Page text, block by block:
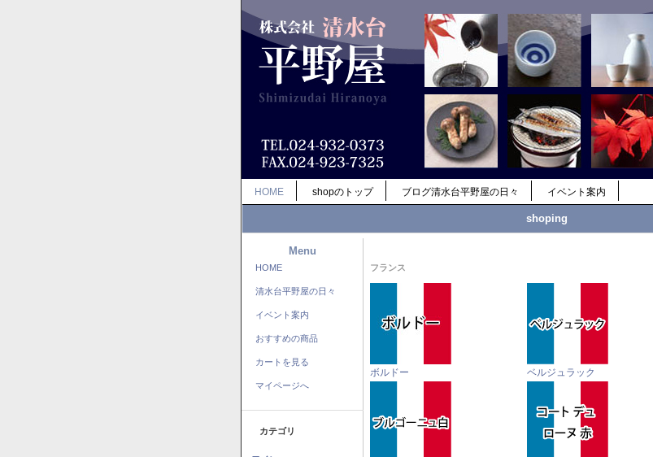
HOME shopのトップ ブログ清水台平野屋の日々 イベント案内
shoping
Menu
HOME
清水台平野屋の日々
イベント案内
おすすめの商品
カートを見る
マイページへ
カテゴリ
フランス
ボルドー ベルジュラック